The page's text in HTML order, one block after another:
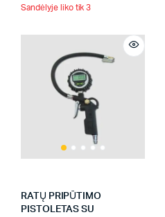
Sandėlyje liko tik 3
RATŲ PRIPŪTIMO
PISTOLETAS SU